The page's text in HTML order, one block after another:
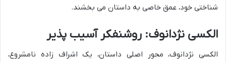
شناختی خود، عمق خاصی به داستان می بخشند.
الکسی نژدانوف: روشنفکر آسیب پذیر
الکسی نژدانوف، محور اصلی داستان، یک اشراف زاده نامشروع،